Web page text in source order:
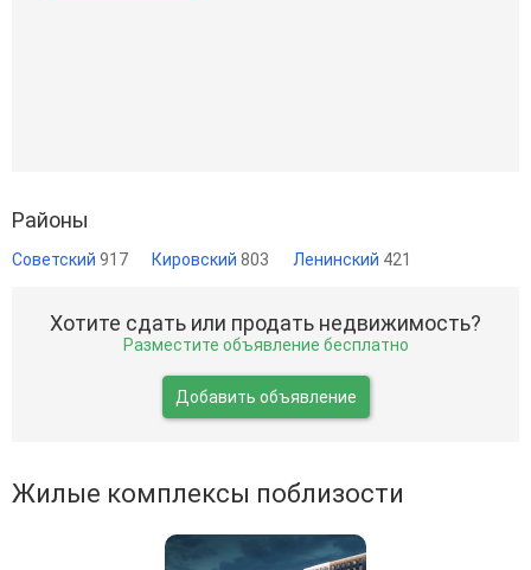
Районы
Советский 917 Кировский 803 Ленинский 421
Хотите сдать или продать недвижимость?
Разместите объявление бесплатно
Добавить объявление
Жилые комплексы поблизости